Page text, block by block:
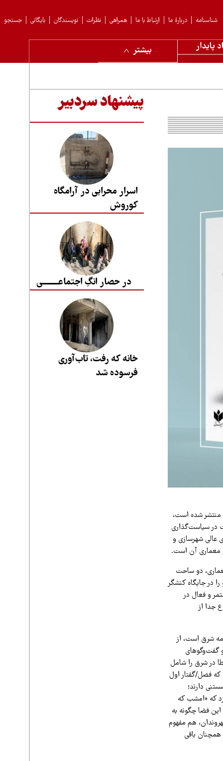
جستجو بایگانی نویسندگان نظرات همراهی ارتباط با ما دربارهٔ ما شناسنامه
پایدار بیشتر
منتشر شده است،
در سیاست‌گذاری
عالی شهرسازی و
معماری آن است.
دو ساحت
در جایگاه کنشگر
و فعال در
جدا از
شرق است، از
گفت‌وگوهای
در شرق را شامل
فصل/گفتار اول
دارند؛
که «امشب که
فضا چگونه به
هم مفهوم
باقی
پیشنهاد سردبیر
اسرار محرابی در آرامگاه
کوروش
در حصار انگِ اجتماعــــــــی
خانه که رفت، تاب‌آوری
فرسوده شد